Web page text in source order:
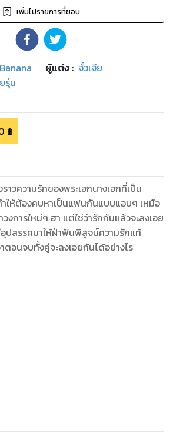
เพิ่มไปรายการที่ชอบ
ผู้แต่ง : จั้วเจีย
รุ่น
฿
าวความรักของพระเอกนางเอกที่เป็น
ให้ต้องคบหาเป็นแฟนกันแบบแอบๆ เหมือ
การใหม่ๆ ฮา แต่ใช่ว่ารักกันแล้วจะลงเอย
อุปสรรคมาให้ฝ่าฟันพิสูจน์ความรักแท้
อนจบทั้งคู่จะลงเอยกันได้อย่างไร